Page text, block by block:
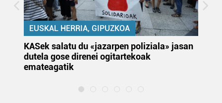
EUSKAL HERRIA, GIPUZKOA
KASek salatu du «jazarpen poliziala» jasan
dutela gose direnei ogitartekoak
emateagatik